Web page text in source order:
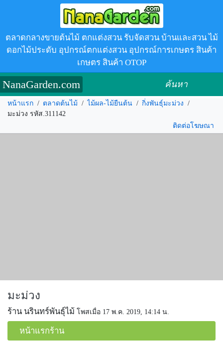
ตลาดกลางขายต้นไม้ ตกแต่งสวน รับจัดสวน บ้านและสวน ไม้
ดอกไม้ประดับ อุปกรณ์ตกแต่งสวน อุปกรณ์การเกษตร สินค้า
เกษตร สินค้า OTOP
NanaGarden.com ค้นหา
หน้าแรก / ตลาดต้นไม้ / ไม้ผล-ไม้ยืนต้น / กิ่งพันธุ์มะม่วง /
มะม่วง รหัส.311142
ติดต่อโฆษณา
มะม่วง
ร้าน นรินทร์พันธุ์ไม้ โพสเมื่อ 17 พ.ค. 2019, 14:14 น.
หน้าแรกร้าน